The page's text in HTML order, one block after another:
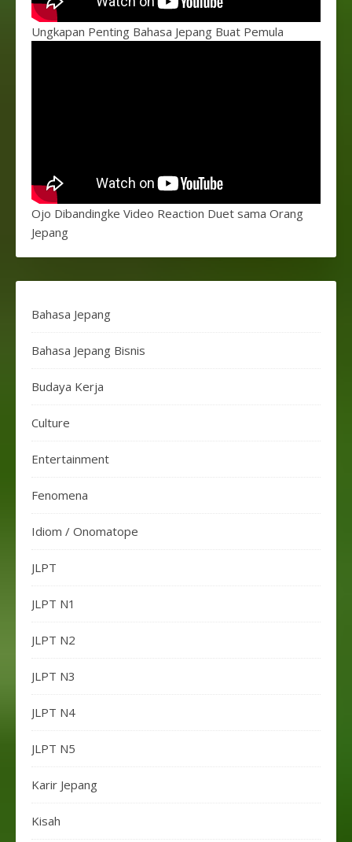
Ungkapan Penting Bahasa Jepang Buat Pemula
Ojo Dibandingke Video Reaction Duet sama Orang
Jepang
Bahasa Jepang
Bahasa Jepang Bisnis
Budaya Kerja
Culture
Entertainment
Fenomena
Idiom / Onomatope
JLPT
JLPT N1
JLPT N2
JLPT N3
JLPT N4
JLPT N5
Karir Jepang
Kisah